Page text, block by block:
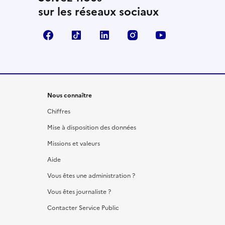
sur les réseaux sociaux
FacebookTikTok LinkedIn Instagram
Nous connaître
Chiffres
Mise à disposition des données
Missions et valeurs
Aide
Vous êtes une administration ?
Vous êtes journaliste ?
Contacter Service Public